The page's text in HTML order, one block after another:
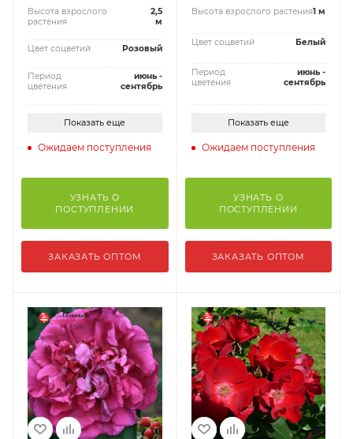
Высота взрослого
растения
2,5
м
Цвет соцветий Розовый
Период
цветения
июнь -
сентябрь
Показать еще
Ожидаем поступления
УЗНАТЬ О
ПОСТУПЛЕНИИ
ЗАКАЗАТЬ ОПТОМ
Высота взрослого растения1 м
Цвет соцветий Белый
Период
цветения
июнь -
сентябрь
Показать еще
Ожидаем поступления
УЗНАТЬ О
ПОСТУПЛЕНИИ
ЗАКАЗАТЬ ОПТОМ